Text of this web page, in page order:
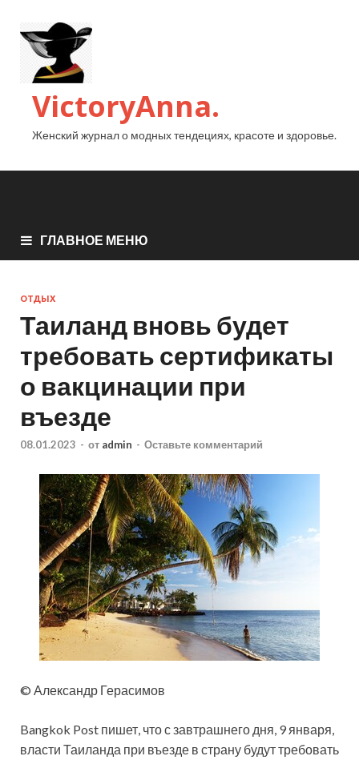
VictoryAnna.
Женский журнал о модных тендециях, красоте и здоровье.
ГЛАВНОЕ МЕНЮ
ОТДЫХ
Таиланд вновь будет
требовать сертификаты
о вакцинации при
въезде
08.01.2023 - от admin - Оставьте комментарий
© Александр Герасимов
Bangkok Post пишет, что с завтрашнего дня, 9 января,
власти Таиланда при въезде в страну будут требовать